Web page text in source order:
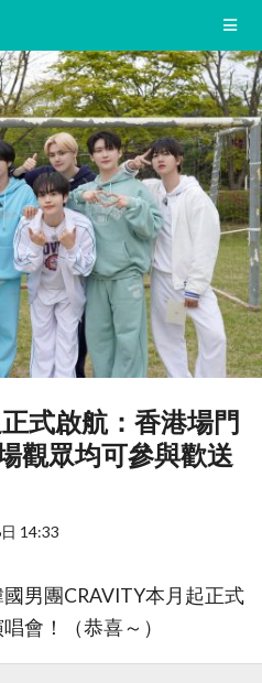
式啟航：香港場門
觀眾均可參與歡送
14:33
男團CRAVITY本月起正式
會！（恭喜～）